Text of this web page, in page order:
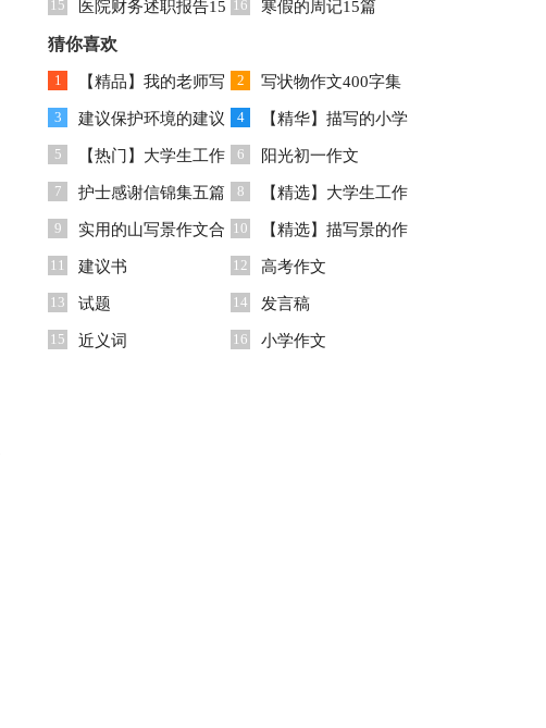
集锦15篇 集合6篇
15 医院财务述职报告15
篇
16 寒假的周记15篇
猜你喜欢
1 【精品】我的老师写
人作文合集六篇
2 写状物作文400字集
合10篇
3 建议保护环境的建议
书模板集锦五篇
4 【精华】描写的小学
生作文300字四篇
5 【热门】大学生工作
实习报告4篇
6 阳光初一作文
7 护士感谢信锦集五篇 8 【精选】大学生工作
实习报告4篇
9 实用的山写景作文合
集5篇
10 【精选】描写景的作
文600字三篇
11 建议书 12 高考作文
13 试题 14 发言稿
15 近义词 16 小学作文